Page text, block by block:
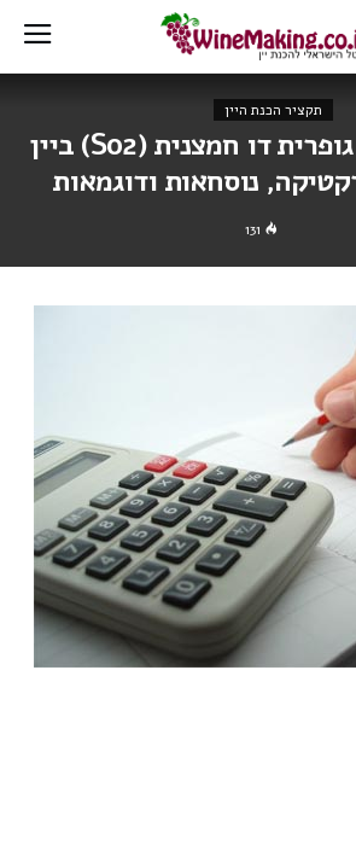
תקציר הכנת היין
חישוב הוספת גופרית דו חמצנית (So2) ביין
נוסחאות ודוגמאות
131